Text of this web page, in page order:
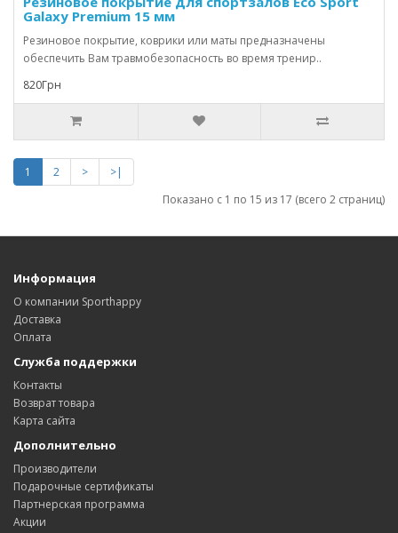
Galaxy Premium 15 мм
Резиновое покрытие, коврики или маты предназначены
обеспечить Вам травмобезопасность во время тренир..
820Грн
1 2 >
>|
Показано с 1 по 15 из 17 (всего 2 страниц)
Информация
О компании Sporthappy
Доставка
Оплата
Служба поддержки
Контакты
Возврат товара
Карта сайта
Дополнительно
Производители
Подарочные сертификаты
Партнерская программа
Акции